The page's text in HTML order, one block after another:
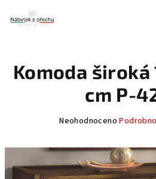
obsah
Komoda široká
cm P-
Průměrné
produktu
je
0,0
Neohodnoceno